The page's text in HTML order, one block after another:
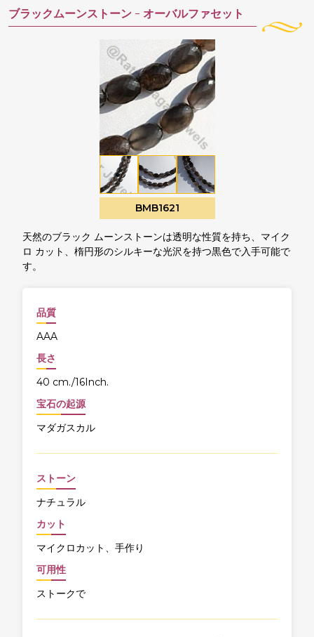
ブラックムーンストーン - オーバルファセット
BMB1621
天然のブラック ムーンストーンは透明な性質を持ち、マイク
ロ カット、楕円形のシルキーな光沢を持つ黒色で入手可能で
す。
品質
AAA
長さ
40 cm./16Inch.
宝石の起源
マダガスカル
ストーン
ナチュラル
カット
マイクロカット、手作り
可用性
ストークで